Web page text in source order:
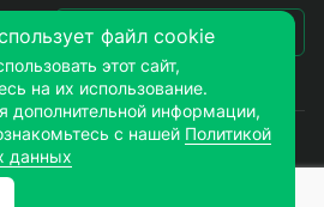
Написать письмо
электронных компонентов
защищены.
файл cookie
этот сайт,
на их использование.
дополнительной информации,
с нашей Политикой
данных